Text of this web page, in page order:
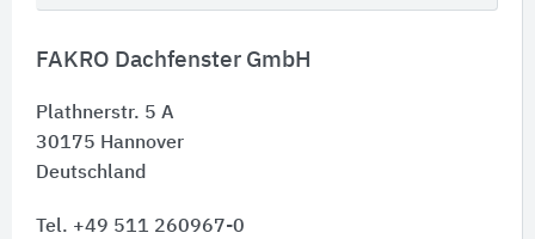
FAKRO Dachfenster GmbH
Plathnerstr. 5 A
30175 Hannover
Deutschland
Tel. +49 511 260967-0